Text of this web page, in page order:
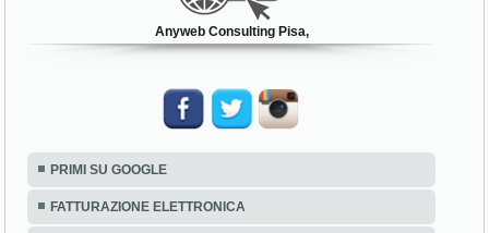
Anyweb Consulting Pisa,
PRIMI SU GOOGLE
FATTURAZIONE ELETTRONICA